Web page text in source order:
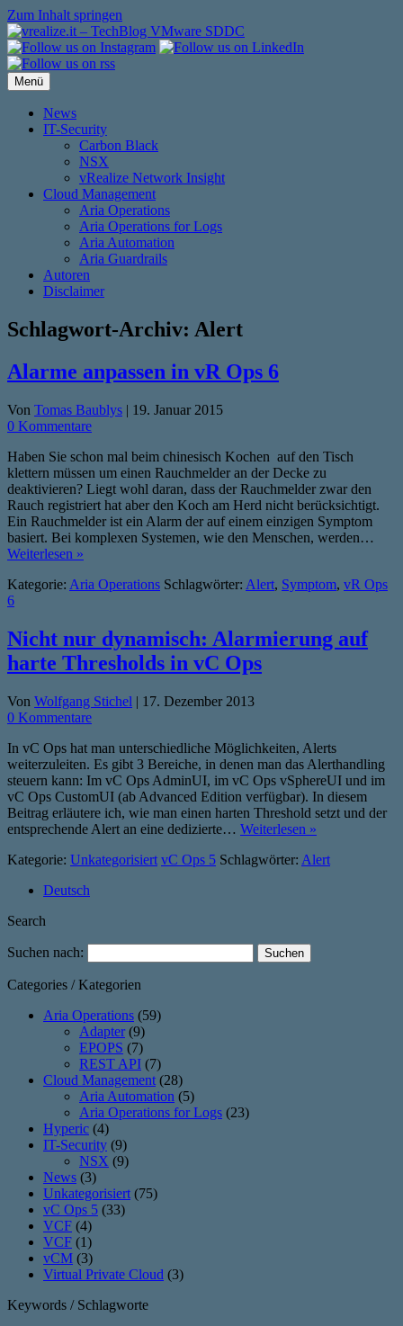
Zum Inhalt springen
Menü
News
IT-Security
Carbon Black
NSX
vRealize Network Insight
Cloud Management
Aria Operations
Aria Operations for Logs
Aria Automation
Aria Guardrails
Autoren
Disclaimer
Schlagwort-Archiv: Alert
Alarme anpassen in vR Ops 6
Von Tomas Baublys | 19. Januar 2015
0 Kommentare
Haben Sie schon mal beim chinesisch Kochen auf den Tisch
klettern müssen um einen Rauchmelder an der Decke zu
deaktivieren? Liegt wohl daran, dass der Rauchmelder zwar den
Rauch registriert hat aber den Koch am Herd nicht berücksichtigt.
Ein Rauchmelder ist ein Alarm der auf einem einzigen Symptom
basiert. Bei komplexen Systemen, wie den Menschen, werden…
Weiterlesen »
Kategorie: Aria Operations Schlagwörter: Alert, Symptom, vR Ops
6
Nicht nur dynamisch: Alarmierung auf
harte Thresholds in vC Ops
Von Wolfgang Stichel | 17. Dezember 2013
0 Kommentare
In vC Ops hat man unterschiedliche Möglichkeiten, Alerts
weiterzuleiten. Es gibt 3 Bereiche, in denen man das Alerthandling
steuern kann: Im vC Ops AdminUI, im vC Ops vSphereUI und im
vC Ops CustomUI (ab Advanced Edition verfügbar). In diesem
Beitrag erläutere ich, wie man einen harten Threshold setzt und der
entsprechende Alert an eine dedizierte… Weiterlesen »
Kategorie: Unkategorisiert vC Ops 5 Schlagwörter: Alert
Deutsch
Search
Suchen nach:
Categories / Kategorien
Aria Operations (59)
Adapter (9)
EPOPS (7)
REST API (7)
Cloud Management (28)
Aria Automation (5)
Aria Operations for Logs (23)
Hyperic (4)
IT-Security (9)
NSX (9)
News (3)
Unkategorisiert (75)
vC Ops 5 (33)
VCF (4)
VCF (1)
vCM (3)
Virtual Private Cloud (3)
Keywords / Schlagworte